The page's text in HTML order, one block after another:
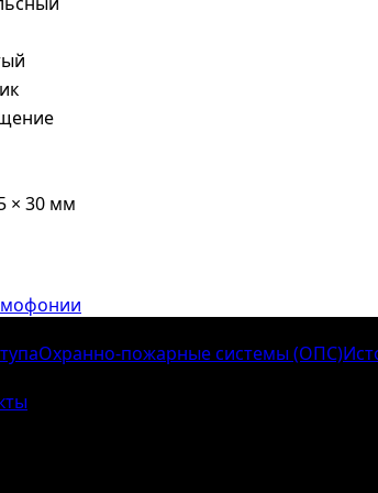
× 30 мм
Охранно-пожарные системы (ОПС)